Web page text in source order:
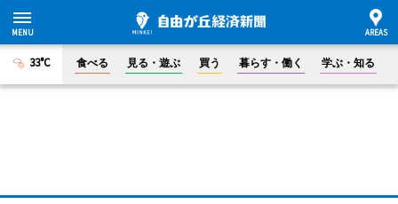
33°C 食べる 見る・遊ぶ 買う 暮らす・働く 学ぶ・知る